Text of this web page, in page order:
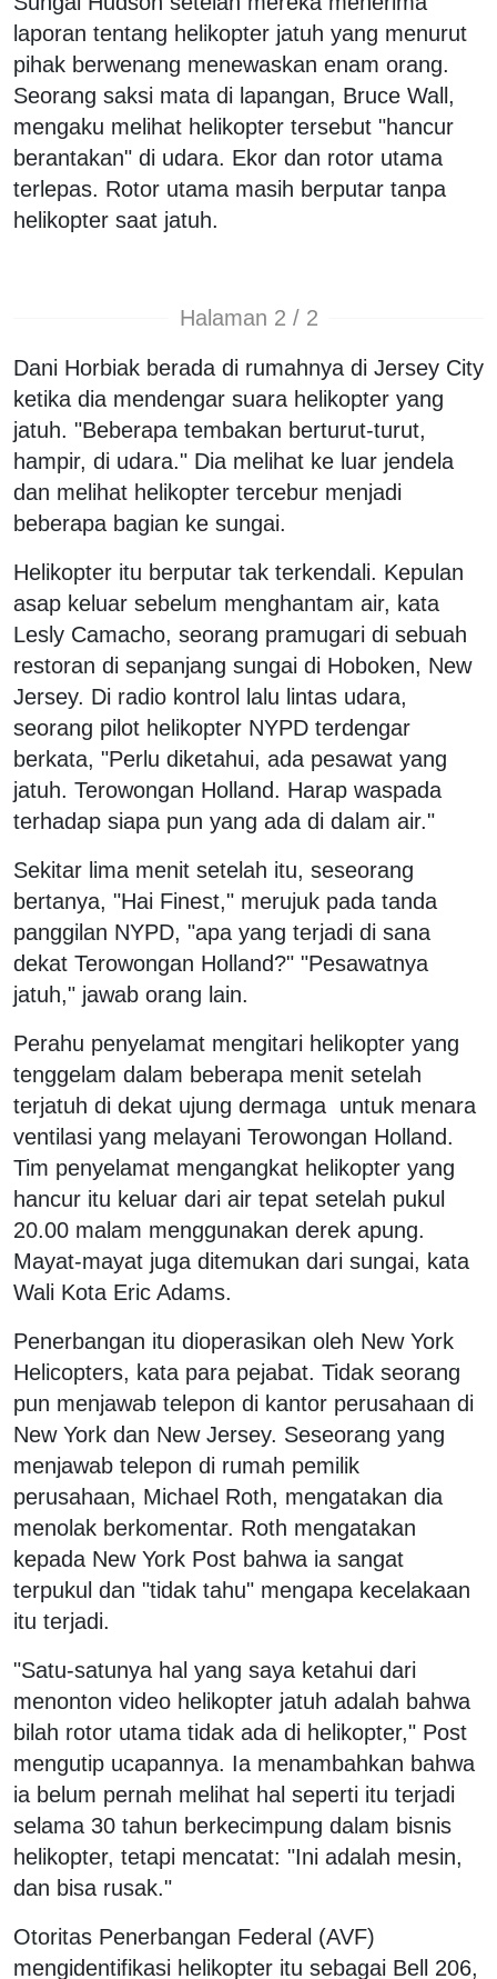
laporan tentang helikopter jatuh yang menurut
pihak berwenang menewaskan enam orang.
Seorang saksi mata di lapangan, Bruce Wall,
mengaku melihat helikopter tersebut "hancur
berantakan" di udara. Ekor dan rotor utama
terlepas. Rotor utama masih berputar tanpa
helikopter saat jatuh.
Halaman 2 / 2
Dani Horbiak berada di rumahnya di Jersey City
ketika dia mendengar suara helikopter yang
jatuh. "Beberapa tembakan berturut-turut,
hampir, di udara." Dia melihat ke luar jendela
dan melihat helikopter tercebur menjadi
beberapa bagian ke sungai.
Helikopter itu berputar tak terkendali. Kepulan
asap keluar sebelum menghantam air, kata
Lesly Camacho, seorang pramugari di sebuah
restoran di sepanjang sungai di Hoboken, New
Jersey. Di radio kontrol lalu lintas udara,
seorang pilot helikopter NYPD terdengar
berkata, "Perlu diketahui, ada pesawat yang
jatuh. Terowongan Holland. Harap waspada
terhadap siapa pun yang ada di dalam air."
Sekitar lima menit setelah itu, seseorang
bertanya, "Hai Finest," merujuk pada tanda
panggilan NYPD, "apa yang terjadi di sana
dekat Terowongan Holland?" "Pesawatnya
jatuh," jawab orang lain.
Perahu penyelamat mengitari helikopter yang
tenggelam dalam beberapa menit setelah
terjatuh di dekat ujung dermaga untuk menara
ventilasi yang melayani Terowongan Holland.
Tim penyelamat mengangkat helikopter yang
hancur itu keluar dari air tepat setelah pukul
20.00 malam menggunakan derek apung.
Mayat-mayat juga ditemukan dari sungai, kata
Wali Kota Eric Adams.
Penerbangan itu dioperasikan oleh New York
Helicopters, kata para pejabat. Tidak seorang
pun menjawab telepon di kantor perusahaan di
New York dan New Jersey. Seseorang yang
menjawab telepon di rumah pemilik
perusahaan, Michael Roth, mengatakan dia
menolak berkomentar. Roth mengatakan
kepada New York Post bahwa ia sangat
terpukul dan "tidak tahu" mengapa kecelakaan
itu terjadi.
"Satu-satunya hal yang saya ketahui dari
menonton video helikopter jatuh adalah bahwa
bilah rotor utama tidak ada di helikopter," Post
mengutip ucapannya. Ia menambahkan bahwa
ia belum pernah melihat hal seperti itu terjadi
selama 30 tahun berkecimpung dalam bisnis
helikopter, tetapi mencatat: "Ini adalah mesin,
dan bisa rusak."
Otoritas Penerbangan Federal (AVF)
mengidentifikasi helikopter itu sebagai Bell 206,